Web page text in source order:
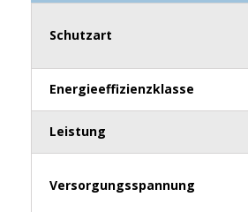
Schutzart
Energieeffizienzklasse
Leistung
Versorgungsspannung